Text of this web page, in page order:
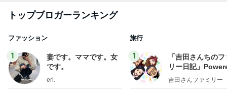
トップブロガーランキング
ファッション
1
妻です。ママです。女
です。
eri.
旅行
1
「吉田さんちの
リー日記」
y Ameba 吉田さ
吉田さんファミリー